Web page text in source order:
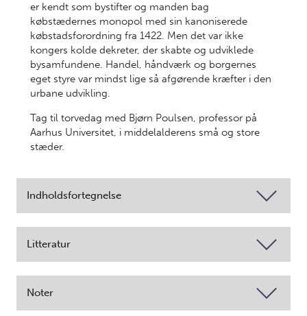
er kendt som bystifter og manden bag
købstædernes monopol med sin kanoniserede
købstadsforordning fra 1422. Men det var ikke
kongers kolde dekreter, der skabte og udviklede
bysamfundene. Handel, håndværk og borgernes
eget styre var mindst lige så afgørende kræfter i den
urbane udvikling.
Tag til torvedag med Bjørn Poulsen, professor på
Aarhus Universitet, i middelalderens små og store
stæder.
Indholdsfortegnelse
Litteratur
Noter